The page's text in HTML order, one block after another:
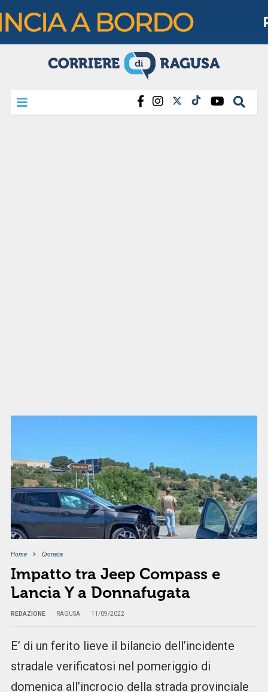
Home Cronaca
Impatto tra Jeep Compass e
Lancia Y a Donnafugata
REDAZIONE RAGUSA 11/09/2022
E’ di un ferito lieve il bilancio dell’incidente
stradale verificatosi nel pomeriggio di
domenica all’incrocio della strada provinciale